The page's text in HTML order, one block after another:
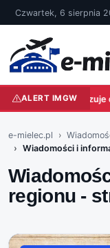
Czwartek, 6 sierpnia
ALERT IMGW
Upał — obowiązuje
e-mielec.pl
Wiadomości i
regionu -